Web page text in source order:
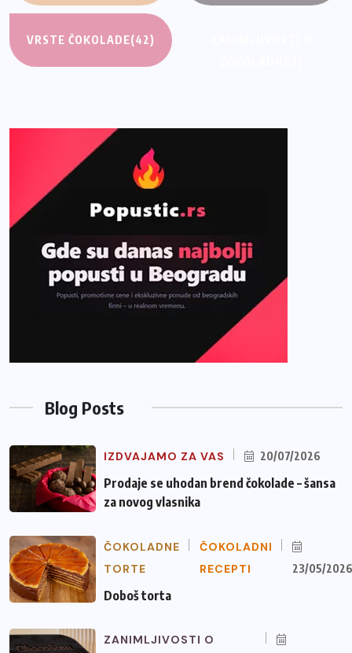
VRSTE ČOKOLADE(42)
Blog Posts
IZDVAJAMO ZA VAS 20/07/2026
Prodaje se uhodan brend čokolade – šansa
za novog vlasnika
ČOKOLADNE
TORTE
ČOKOLADNI
RECEPTI
23/05/2026
Doboš torta
ZANIMLJIVOSTI O